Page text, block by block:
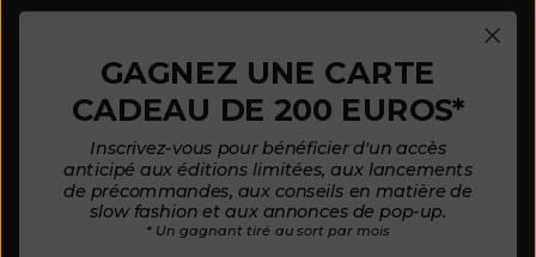
Nous contacter
À PROPOS DE L'ENVERS
À propos de nous
Notre philosophie
Nos matières
GAGNEZ UNE CARTE
CADEAU DE 200 EUROS*
Inscrivez-vous pour bénéficier d'un accès
anticipé aux éditions limitées, aux lancements
de précommandes, aux conseils en matière de
slow fashion et aux annonces de pop-up.
* Un gagnant tiré au sort par mois